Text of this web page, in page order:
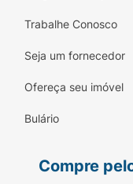
Trabalhe Conosco
Seja um fornecedor
Ofereça seu imóvel
Bulário
Compre